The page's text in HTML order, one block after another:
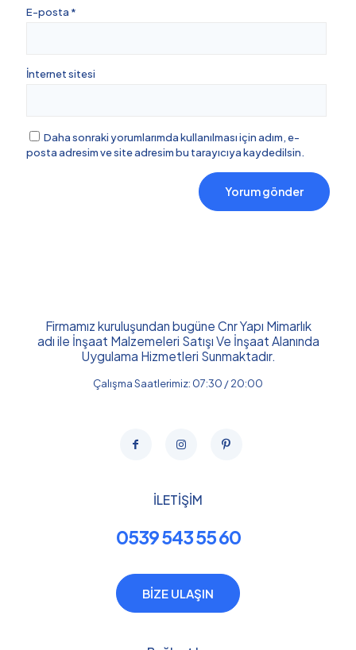
E-posta *
İnternet sitesi
Daha sonraki yorumlarımda kullanılması için adım, e-
posta adresim ve site adresim bu tarayıcıya kaydedilsin.
Firmamız kuruluşundan bugüne Cnr Yapı Mimarlık
adı ile İnşaat Malzemeleri Satışı Ve İnşaat Alanında
Uygulama Hizmetleri Sunmaktadır.
Çalışma Saatlerimiz: 07:30 / 20:00
İLETİŞİM
0539 543 55 60
BİZE ULAŞIN